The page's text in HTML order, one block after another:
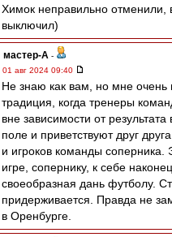
Химок неправильно отменили,
выключил)
мастер-А -
01 авг 2024 09:40
Не знаю как вам, но мне очень
традиция, когда тренеры
вне зависимости от результата
поле и приветствуют друг
и игроков команды соперника.
игре, сопернику, к себе
своеобразная дань футболу.
придерживается. Правда не
в Оренбурге.